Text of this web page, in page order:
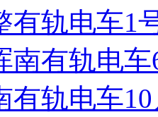
有轨电车1
南有轨电
有轨电车